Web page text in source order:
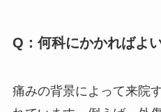
Q：何科にかかればよ
痛みの背景によって来院